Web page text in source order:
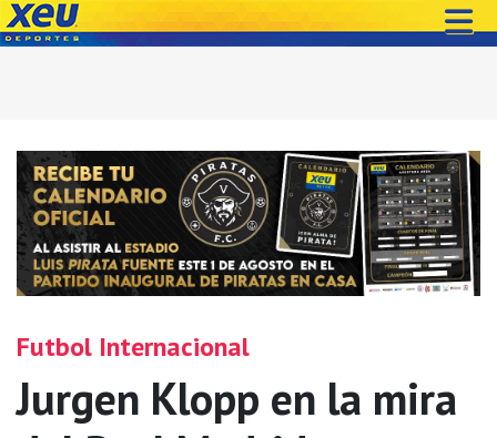
Futbol Internacional
Jurgen Klopp en la mira